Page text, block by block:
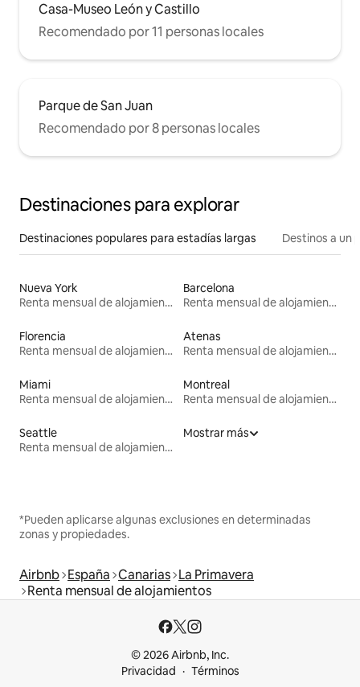
Casa-Museo León y Castillo
Recomendado por 11 personas locales
Parque de San Juan
Recomendado por 8 personas locales
Destinaciones para explorar
Destinaciones populares para estadías largas Destinos a un
Nueva York
Renta mensual de alojamientos
Barcelona
Renta mensual de alojamientos
Florencia
Renta mensual de alojamientos
Atenas
Renta mensual de alojamientos
Miami
Renta mensual de alojamientos
Montreal
Renta mensual de alojamientos
Seattle
Renta mensual de alojamientos
Mostrar más
*Pueden aplicarse algunas exclusiones en determinadas
zonas y propiedades.
Airbnb España Canarias La Primavera
Renta mensual de alojamientos
© 2026 Airbnb, Inc.
Privacidad
Términos